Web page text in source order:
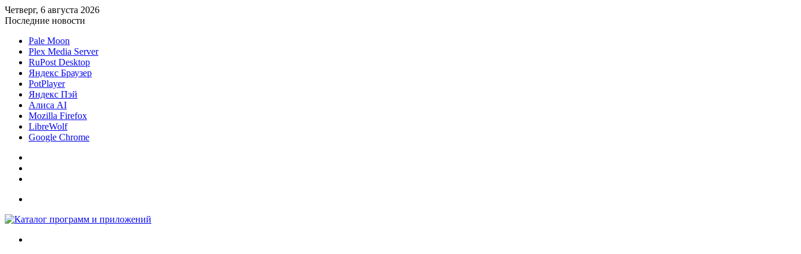
Четверг, 6 августа 2026
Последние новости
Pale Moon
Plex Media Server
RuPost Desktop
Яндекс Браузер
PotPlayer
Яндекс Пэй
Алиса AI
Mozilla Firefox
LibreWolf
Google Chrome